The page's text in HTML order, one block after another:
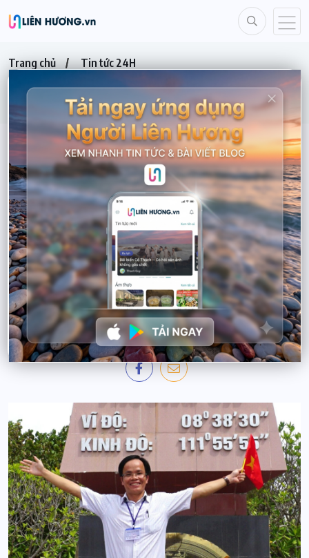
Trang chủ
Tin tức 24H
Phê bình Giám đốc BQL dự án khu vực Tuy Phong và Chủ tịch
UBND xã Vĩnh Hảo vì triển khai dự án chậm
TIN TỨC 24H
Phê bình Giám đốc BQL dự án khu vực
Tuy Phong và Chủ tịch UBND xã Vĩnh
Hảo vì triển khai dự án chậm
BYADMIN 16 THÁNG 6, 2026
0 COMMENTS
154 VIEWS